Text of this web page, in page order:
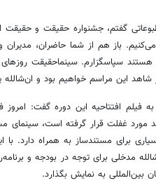
گفتم، جشنواره حقیقت و حقیقت
باز هم از شما حاضران، مدیران
هستند سپاسگزارم.سینماحقیقت
شاهد این مراسم خواهیم بود و ان‌شالله
به فیلم افتتاحیه این دوره گفت:
مورد غفلت قرار گرفته است،
برای مستندساز به همراه دارد. با
مدخلی برای توجه در بودجه و
بین‌المللی به نمایش بگذارد.